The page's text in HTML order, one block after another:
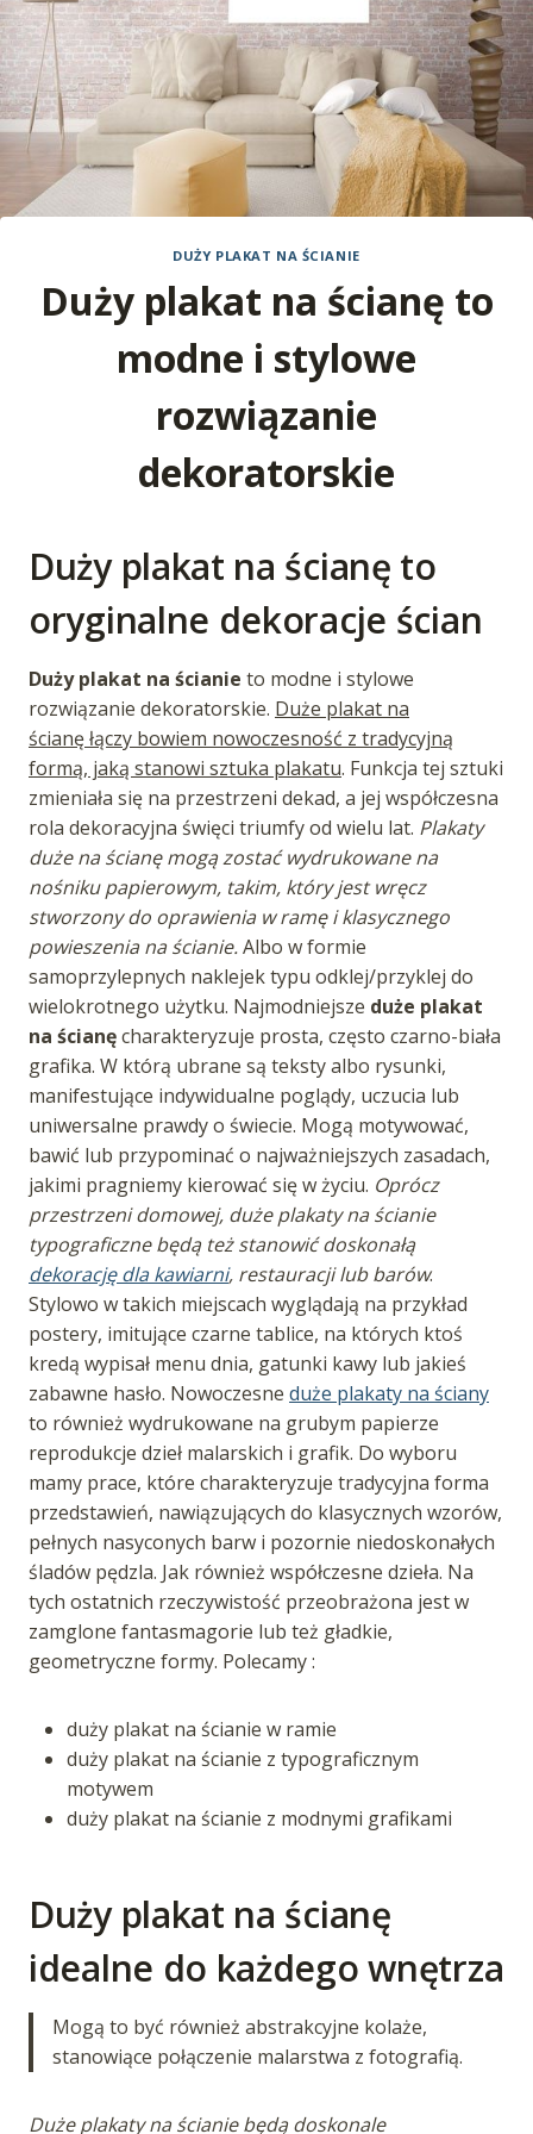
DUŻY PLAKAT NA ŚCIANIE
Duży plakat na ścianę to
modne i stylowe
rozwiązanie
dekoratorskie
Duży plakat na ścianę to
oryginalne dekoracje ścian
Duży plakat na ścianie to modne i stylowe
rozwiązanie dekoratorskie. Duże plakat na
ścianę łączy bowiem nowoczesność z tradycyjną
formą, jaką stanowi sztuka plakatu. Funkcja tej sztuki
zmieniała się na przestrzeni dekad, a jej współczesna
rola dekoracyjna święci triumfy od wielu lat. Plakaty
duże na ścianę mogą zostać wydrukowane na
nośniku papierowym, takim, który jest wręcz
stworzony do oprawienia w ramę i klasycznego
powieszenia na ścianie.Albo w formie
samoprzylepnych naklejek typu odklej/przyklej do
wielokrotnego użytku. Najmodniejsze duże plakat
na ścianęcharakteryzuje prosta, często czarno-biała
grafika. W którą ubrane są teksty albo rysunki,
manifestujące indywidualne poglądy, uczucia lub
uniwersalne prawdy o świecie. Mogą motywować,
bawić lub przypominać o najważniejszych zasadach,
jakimi pragniemy kierować się w życiu. Oprócz
przestrzeni domowej, duże plakaty na ścianie
typograficzne będą też stanowić doskonałą
dekorację dla kawiarni, restauracji lub barów.
Stylowo w takich miejscach wyglądają na przykład
postery, imitujące czarne tablice, na których ktoś
kredą wypisał menu dnia, gatunki kawy lub jakieś
zabawne hasło. Nowoczesne duże plakaty na ściany
to również wydrukowane na grubym papierze
reprodukcje dzieł malarskich i grafik. Do wyboru
mamy prace, które charakteryzuje tradycyjna forma
przedstawień, nawiązujących do klasycznych wzorów,
pełnych nasyconych barw i pozornie niedoskonałych
śladów pędzla. Jak również współczesne dzieła. Na
tych ostatnich rzeczywistość przeobrażona jest w
zamglone fantasmagorie lub też gładkie,
geometryczne formy. Polecamy :
duży plakat na ścianie w ramie
duży plakat na ścianie z typograficznym
motywem
duży plakat na ścianie z modnymi grafikami
Duży plakat na ścianę
idealne do każdego wnętrza
Mogą to być również abstrakcyjne kolaże,
stanowiące połączenie malarstwa z fotografią.
Duże plakaty na ścianie będą doskonale